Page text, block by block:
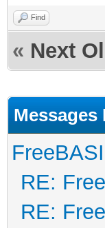
Find
« Next
Messages
RE:
RE: